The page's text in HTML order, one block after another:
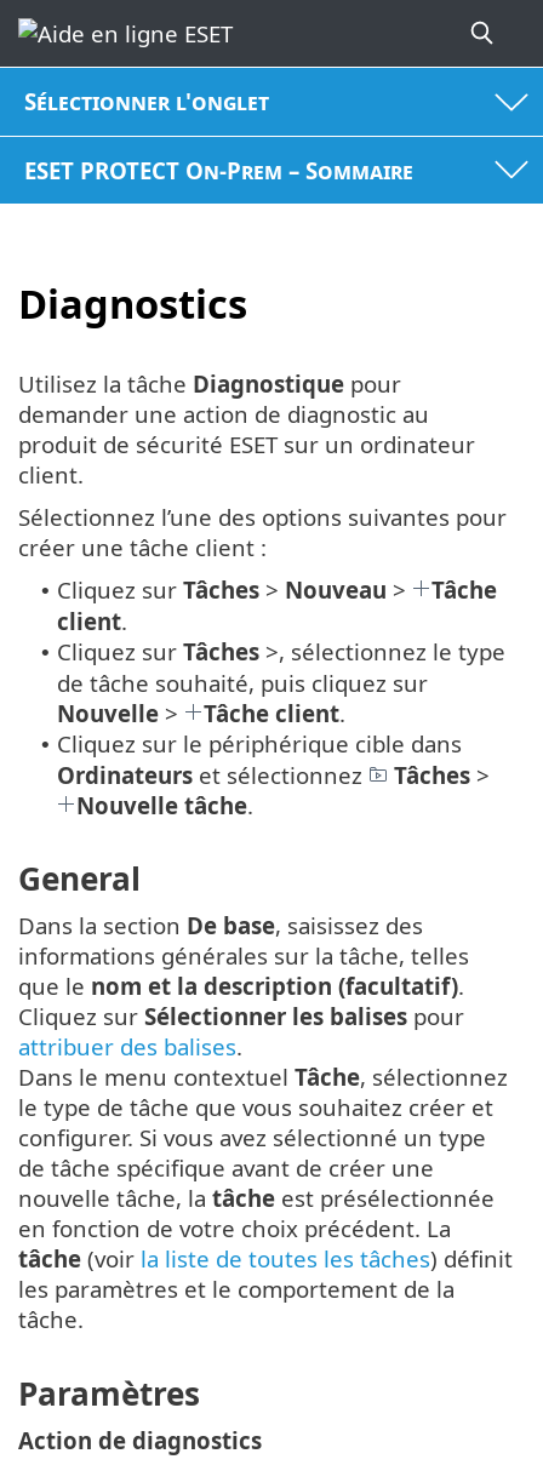
Sélectionner l'onglet
ESET PROTECT On-Prem – Sommaire
Diagnostics
Utilisez la tâche Diagnostique pour
demander une action de diagnostic au
produit de sécurité ESET sur un ordinateur
client.
Sélectionnez l’une des options suivantes pour
créer une tâche client :
• Cliquez sur Tâches > Nouveau >
Tâche
client.
• Cliquez sur Tâches >, sélectionnez le type
de tâche souhaité, puis cliquez sur
Nouvelle > Tâche client.
• Cliquez sur le périphérique cible dans
Ordinateurs et sélectionnez Tâches >
Nouvelle tâche.
General
Dans la section De base, saisissez des
informations générales sur la tâche, telles
que le nom et la description (facultatif).
Cliquez sur Sélectionner les balises pour
attribuer des balises.
Dans le menu contextuel Tâche, sélectionnez
le type de tâche que vous souhaitez créer et
configurer. Si vous avez sélectionné un type
de tâche spécifique avant de créer une
nouvelle tâche, la tâche est présélectionnée
en fonction de votre choix précédent. La
tâche (voir la liste de toutes les tâches) définit
les paramètres et le comportement de la
tâche.
Paramètres
Action de diagnostics